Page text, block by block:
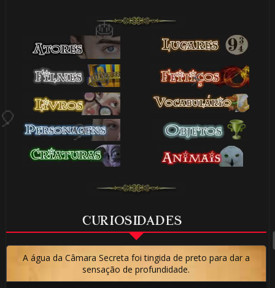
CURIOSIDADES
A água da Câmara Secreta foi tingida de preto para dar a
sensação de profundidade.
⚡
🎂
🎈
🎈
🎂